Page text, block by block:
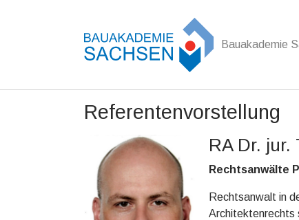
Bauakademie
Referentenvorstellung
RA Dr. jur.
Rechtsanwälte
Rechtsanwalt in
Architektenrechts